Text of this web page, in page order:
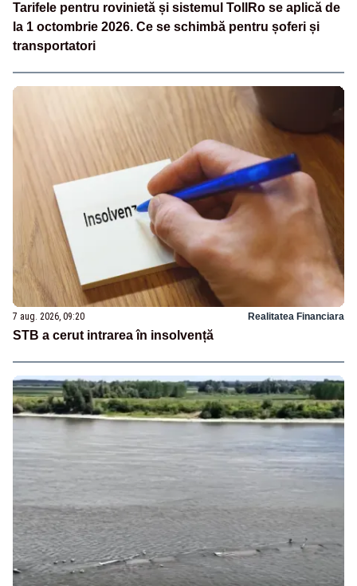
Tarifele pentru rovinietă și sistemul TollRo se aplică de
la 1 octombrie 2026. Ce se schimbă pentru șoferi și
transportatori
7 aug. 2026, 09:20 Realitatea Financiara
STB a cerut intrarea în insolvență